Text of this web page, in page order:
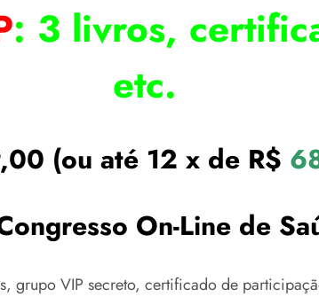
: 3 livros,
etc.
(ou até 12 x de R$
On-Line de
grupo VIP secreto, certificado de